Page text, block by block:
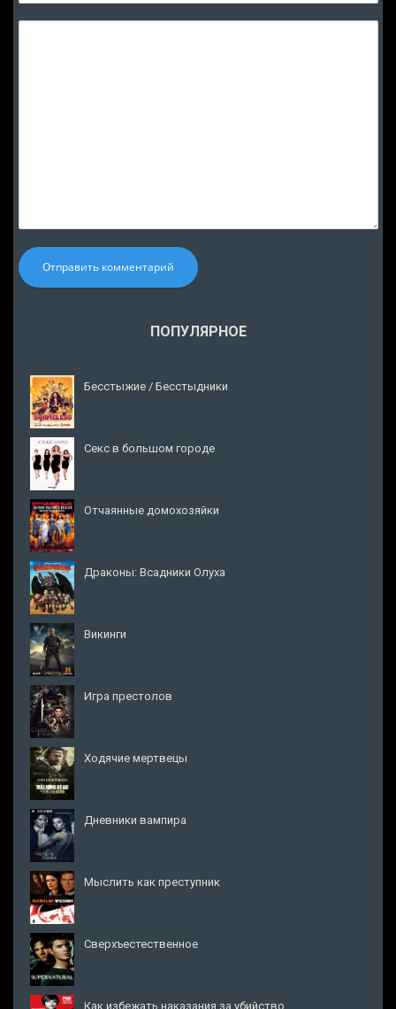
Отправить комментарий
ПОПУЛЯРНОЕ
Бесстыжие / Бесстыдники
Секс в большом городе
Отчаянные домохозяйки
Драконы: Всадники Олуха
Викинги
Игра престолов
Ходячие мертвецы
Дневники вампира
Мыслить как преступник
Сверхъестественное
Как избежать наказания за убийство